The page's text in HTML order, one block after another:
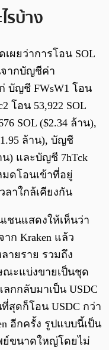
รบ้าง
เผยว่าการโอน SOL
จากบัญชีค่า
บัญชี FWsW1 โอน
โอน 53,922 SOL
SOL ($2.34 ล้าน),
ล้าน), บัญชี
น) และบัญชี 7hTck
มดโอนเข้าที่อยู่
วลาใกล้เคียงกัน
ชนแสดงให้เห็นว่า
าก Kraken แล้ว
ายราย รวมถึง
ณะแบ่งขายเป็นชุด
ลกกลับมาเป็น USDC
สุดก็โอน USDC กว่า
อีกครั้ง รูปแบบนี้เป็น
ย์ขนาดใหญ่โดยไม่